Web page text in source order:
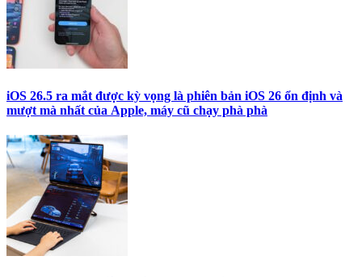
iOS 26.5 ra mắt được kỳ vọng là phiên bản iOS 26 ổn định và
mượt mà nhất của Apple, máy cũ chạy phà phà